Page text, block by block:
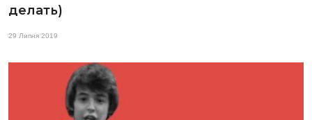
делать)
29 Липня 2019